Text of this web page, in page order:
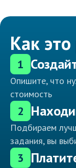
Как
1
Опишите, что
стоимость
2
Подбираем
задания, вы
3